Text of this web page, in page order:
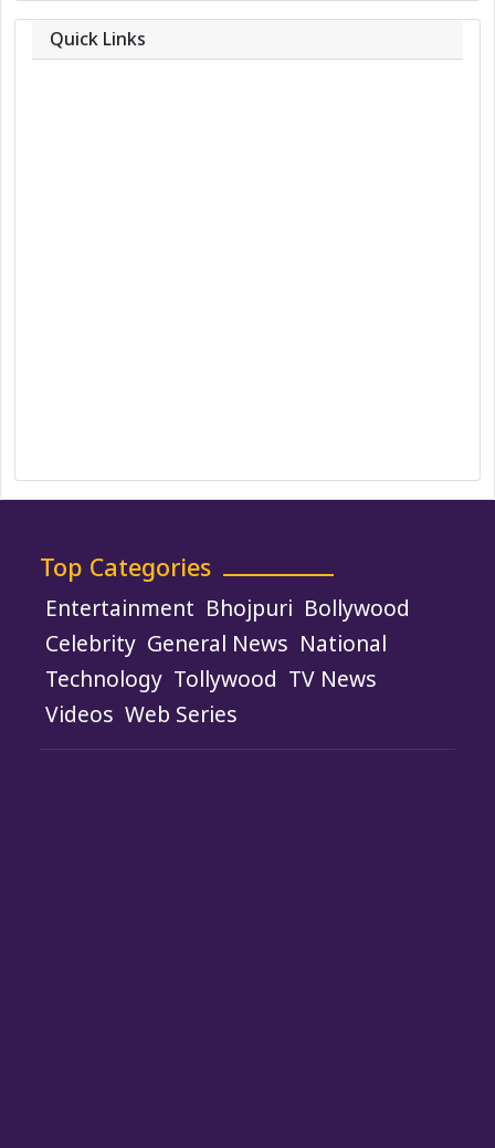
Quick Links
Top Categories
Entertainment Bhojpuri Bollywood
Celebrity General News National
Technology Tollywood TV News
Videos Web Series